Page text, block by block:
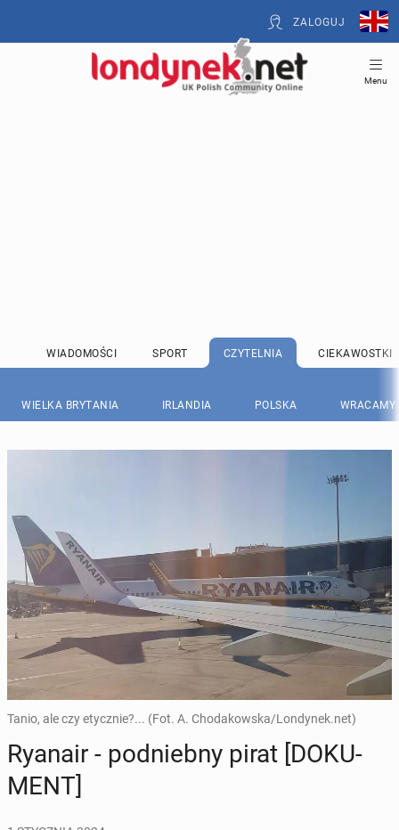
ZALOGUJ
Menu
WIADOMOŚCI SPORT CZYTELNIA CIEKAWOSTKI
WIELKA BRYTANIA IRLANDIA POLSKA WRACAMY
Tanio, ale czy etycznie?... (Fot. A. Chodakowska/Londynek.net)
Ryanair - pod­nieb­ny pirat [DO­KU­
MENT]